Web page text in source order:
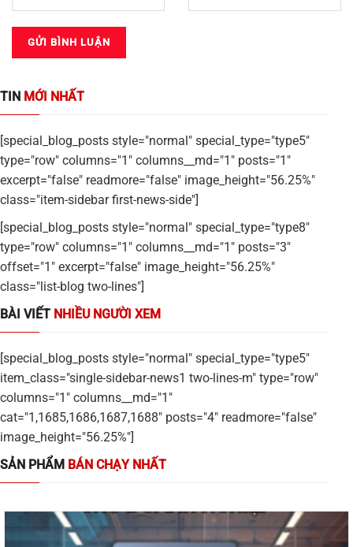
TIN MỚI NHẤT
[special_blog_posts style="normal" special_type="type5"
type="row" columns="1" columns__md="1" posts="1"
excerpt="false" readmore="false" image_height="56.25%"
class="item-sidebar first-news-side"]
[special_blog_posts style="normal" special_type="type8"
type="row" columns="1" columns__md="1" posts="3"
offset="1" excerpt="false" image_height="56.25%"
class="list-blog two-lines"]
BÀI VIẾT NHIỀU NGƯỜI XEM
[special_blog_posts style="normal" special_type="type5"
item_class="single-sidebar-news1 two-lines-m" type="row"
columns="1" columns__md="1"
cat="1,1685,1686,1687,1688" posts="4" readmore="false"
image_height="56.25%"]
SẢN PHẨM BÁN CHẠY NHẤT